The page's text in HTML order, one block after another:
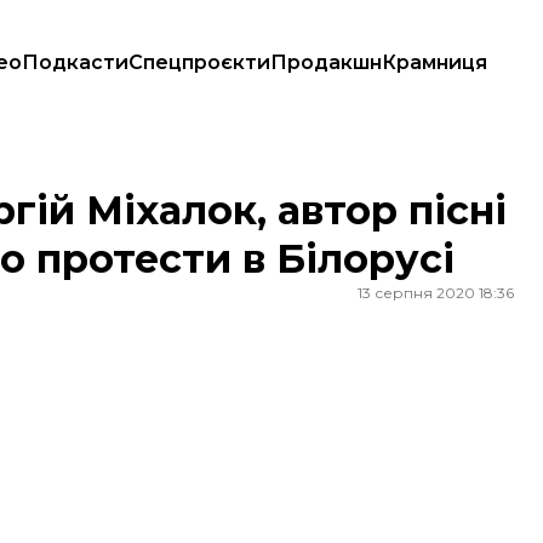
ПодкастиСпецпроєктиПродакшнКрамниця
протести в Білорусі
Міхалок, автор пісні
протести в Білорусі
13 серпня 2020 18:36